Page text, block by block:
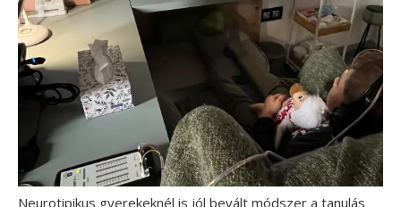
Neurotipikus gyerekeknél is jól bevált módszer a tanulás